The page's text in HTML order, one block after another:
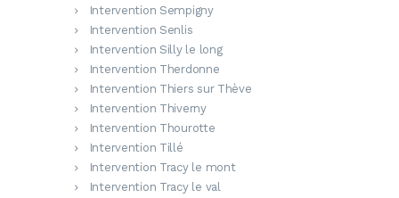
Intervention Sempigny
Intervention Senlis
Intervention Silly le long
Intervention Therdonne
Intervention Thiers sur Thève
Intervention Thiverny
Intervention Thourotte
Intervention Tillé
Intervention Tracy le mont
Intervention Tracy le val